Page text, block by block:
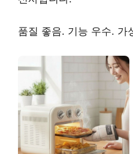
품질 좋음. 기능 우수. 가